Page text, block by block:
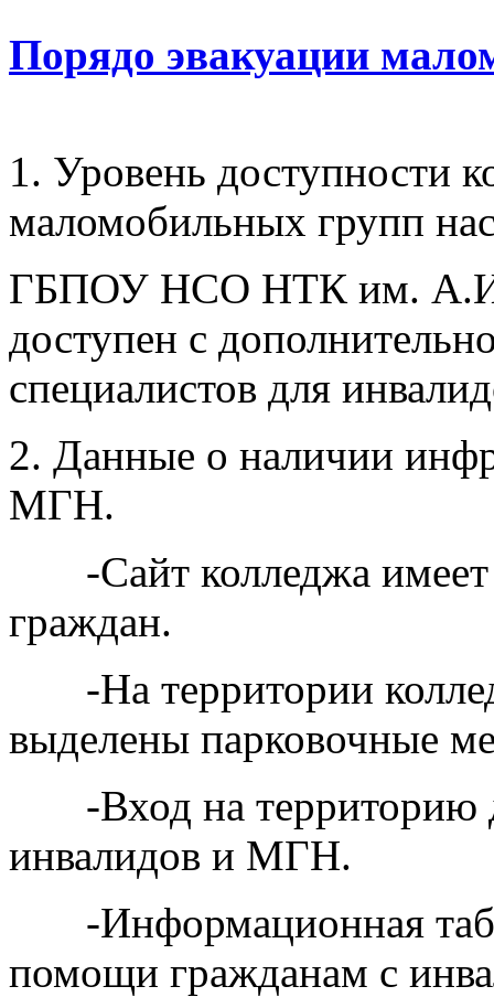
Порядо эвакуации
1. Уровень доступности
маломобильных групп
ГБПОУ НСО НТК им. А.И.
доступен с
специалистов для
2. Данные о наличии
МГН.
-Сайт колледжа имеет
граждан.
-На территории
выделены парковочные
-Вход на территорию
инвалидов и МГН.
-Информационная
помощи гражданам с